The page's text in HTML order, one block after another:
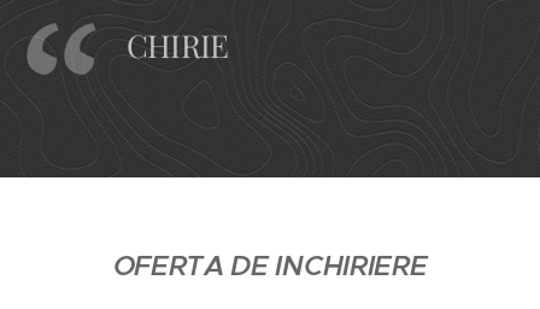
CHIRIE
OFERTA DE INCHIRIERE